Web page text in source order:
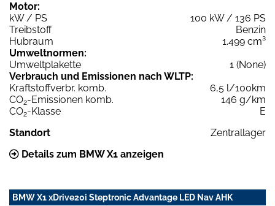
Motor:
kW / PS
100 kW / 136 PS
Treibstoff
Benzin
Hubraum
1.499 cm³
Umweltnormen:
Umweltplakette
1 (None)
Verbrauch und Emissionen nach WLTP:
Kraftstoffverbr. komb.
6,5 l/100km
CO2-Emissionen komb.
146 g/km
CO2-Klasse
E
Standort
Zentrallager
Details zum BMW X1 anzeigen
BMW X1 xDrive20i Steptronic Advantage LED Nav AHK